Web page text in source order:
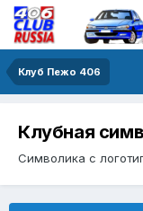
Клуб Пежо 406
Клубная
Символика с